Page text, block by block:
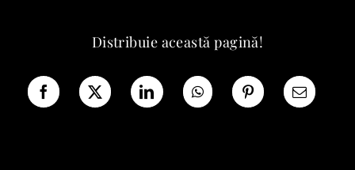
Distribuie această pagină!